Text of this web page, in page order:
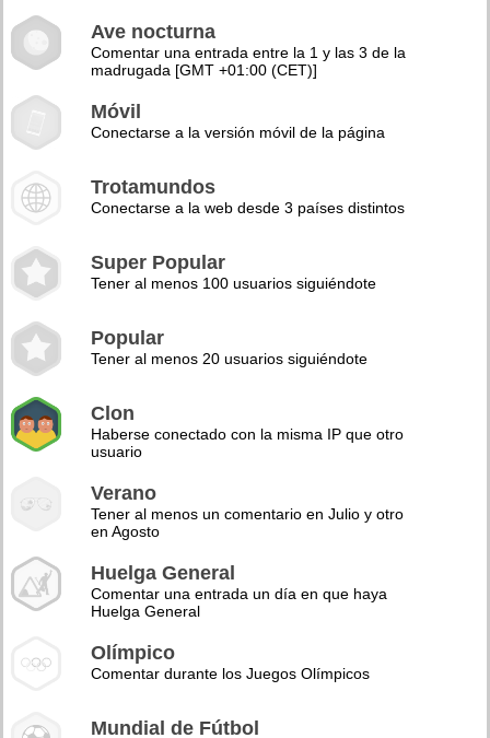
Ave nocturna
Comentar una entrada entre la 1 y las 3 de la
madrugada [GMT +01:00 (CET)]
Móvil
Conectarse a la versión móvil de la página
Trotamundos
Conectarse a la web desde 3 países distintos
Super Popular
Tener al menos 100 usuarios siguiéndote
Popular
Tener al menos 20 usuarios siguiéndote
Clon
Haberse conectado con la misma IP que otro
usuario
Verano
Tener al menos un comentario en Julio y otro
en Agosto
Huelga General
Comentar una entrada un día en que haya
Huelga General
Olímpico
Comentar durante los Juegos Olímpicos
Mundial de Fútbol